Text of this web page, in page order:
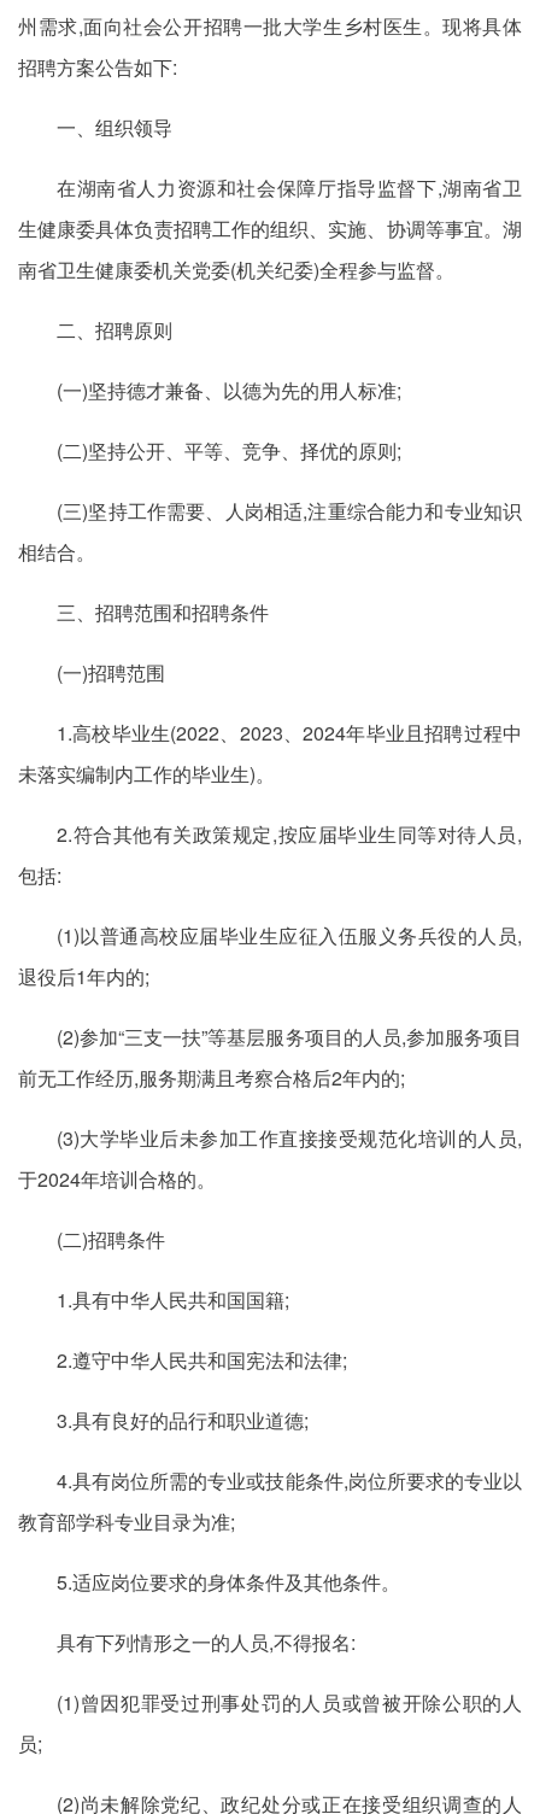
州需求,面向社会公开招聘一批大学生乡村医生。现将具体
招聘方案公告如下:
一、组织领导
在湖南省人力资源和社会保障厅指导监督下,湖南省卫
生健康委具体负责招聘工作的组织、实施、协调等事宜。湖
南省卫生健康委机关党委(机关纪委)全程参与监督。
二、招聘原则
(一)坚持德才兼备、以德为先的用人标准;
(二)坚持公开、平等、竞争、择优的原则;
(三)坚持工作需要、人岗相适,注重综合能力和专业知识
相结合。
三、招聘范围和招聘条件
(一)招聘范围
1.高校毕业生(2022、2023、2024年毕业且招聘过程中
未落实编制内工作的毕业生)。
2.符合其他有关政策规定,按应届毕业生同等对待人员,
包括:
(1)以普通高校应届毕业生应征入伍服义务兵役的人员,
退役后1年内的;
(2)参加“三支一扶”等基层服务项目的人员,参加服务项目
前无工作经历,服务期满且考察合格后2年内的;
(3)大学毕业后未参加工作直接接受规范化培训的人员,
于2024年培训合格的。
(二)招聘条件
1.具有中华人民共和国国籍;
2.遵守中华人民共和国宪法和法律;
3.具有良好的品行和职业道德;
4.具有岗位所需的专业或技能条件,岗位所要求的专业以
教育部学科专业目录为准;
5.适应岗位要求的身体条件及其他条件。
具有下列情形之一的人员,不得报名:
(1)曾因犯罪受过刑事处罚的人员或曾被开除公职的人
员;
(2)尚未解除党纪、政纪处分或正在接受组织调查的人